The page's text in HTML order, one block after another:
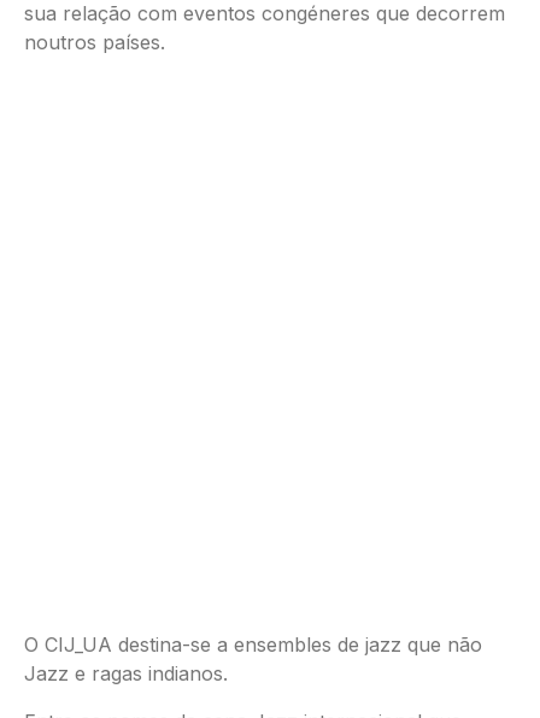
sua relação com eventos congéneres que decorrem
noutros países.
O CIJ_UA destina-se a ensembles de jazz que não
Jazz e ragas indianos.